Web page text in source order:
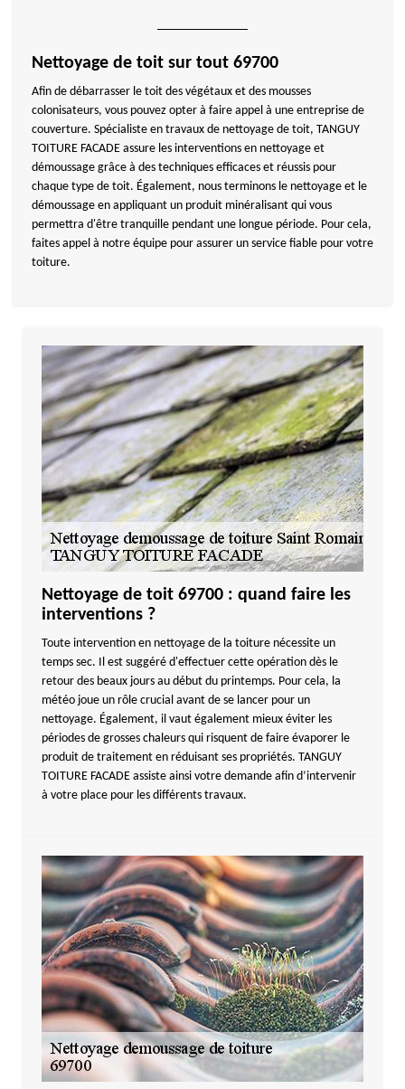
Nettoyage de toit sur tout 69700
Afin de débarrasser le toit des végétaux et des mousses
colonisateurs, vous pouvez opter à faire appel à une entreprise de
couverture. Spécialiste en travaux de nettoyage de toit, TANGUY
TOITURE FACADE assure les interventions en nettoyage et
démoussage grâce à des techniques efficaces et réussis pour
chaque type de toit. Également, nous terminons le nettoyage et le
démoussage en appliquant un produit minéralisant qui vous
permettra d'être tranquille pendant une longue période. Pour cela,
faites appel à notre équipe pour assurer un service fiable pour votre
toiture.
Nettoyage de toit 69700 : quand faire les
interventions ?
Toute intervention en nettoyage de la toiture nécessite un
temps sec. Il est suggéré d'effectuer cette opération dès le
retour des beaux jours au début du printemps. Pour cela, la
météo joue un rôle crucial avant de se lancer pour un
nettoyage. Également, il vaut également mieux éviter les
périodes de grosses chaleurs qui risquent de faire évaporer le
produit de traitement en réduisant ses propriétés. TANGUY
TOITURE FACADE assiste ainsi votre demande afin d’intervenir
à votre place pour les différents travaux.